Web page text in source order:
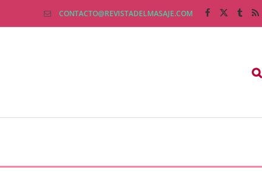
CONTACTO@REVISTADELMASAJE.COM